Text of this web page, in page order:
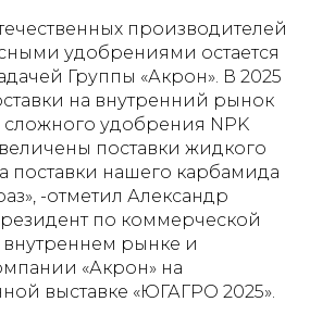
производителей
удобрениями остается
Группы «Акрон». В 2025
на внутренний рынок
удобрения NPK
увеличены поставки жидкого
поставки нашего карбамида
-отметил Александр
по коммерческой
внутреннем рынке и
«Акрон» на
выставке «ЮГАГРО 2025».